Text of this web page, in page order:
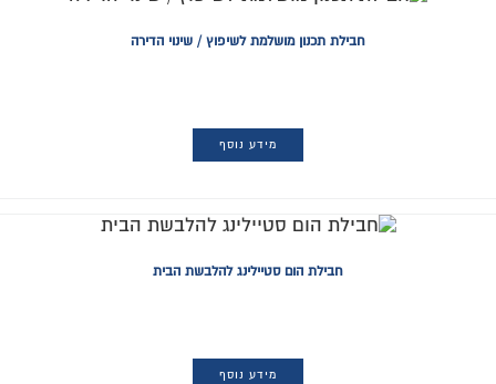
חבילת תכנון מושלמת לשיפוץ / שינוי הדירה
מידע נוסף
חבילת הום סטיילינג להלבשת הבית
מידע נוסף